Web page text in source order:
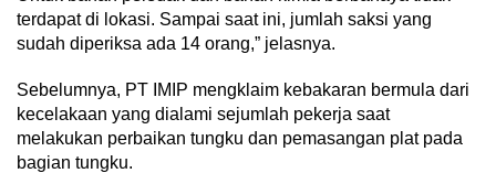
terdapat di lokasi. Sampai saat ini, jumlah saksi yang
sudah diperiksa ada 14 orang,” jelasnya.
Sebelumnya, PT IMIP mengklaim kebakaran bermula dari
kecelakaan yang dialami sejumlah pekerja saat
melakukan perbaikan tungku dan pemasangan plat pada
bagian tungku.